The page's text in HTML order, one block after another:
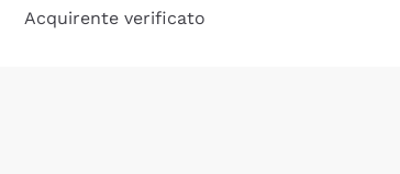
Acquirente verificato